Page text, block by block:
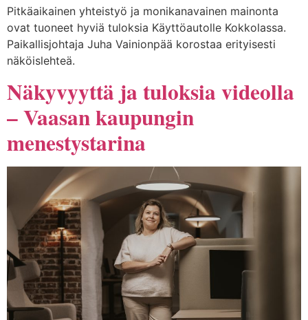
Pitkäaikainen yhteistyö ja monikanavainen mainonta
ovat tuoneet hyviä tuloksia Käyttöautolle Kokkolassa.
Paikallisjohtaja Juha Vainionpää korostaa erityisesti
näköislehteä.
Näkyvyyttä ja tuloksia videolla
– Vaasan kaupungin
menestystarina